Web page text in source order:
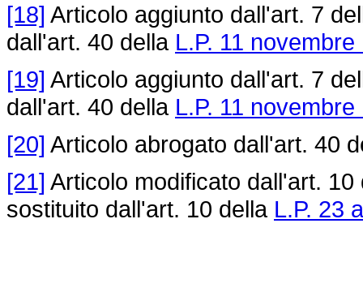
[18] Articolo aggiunto dall'art. 7
dall'art. 40 della L.P. 11
[19] Articolo aggiunto dall'art. 7
dall'art. 40 della L.P. 11
[20] Articolo abrogato dall'art. 40
[21] Articolo modificato dall'art.
sostituito dall'art. 10 della L.P. 23